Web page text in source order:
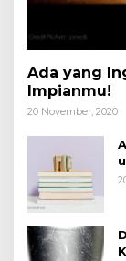
Ada yang
Impianmu!
20 November, 2020